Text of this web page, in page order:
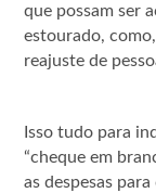
que possam ser
estourado,
reajuste de
Isso tudo para
“cheque em
as despesas